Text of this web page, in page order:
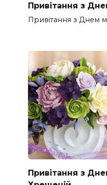
Привітання з
Привітання з Днем
Привітання з